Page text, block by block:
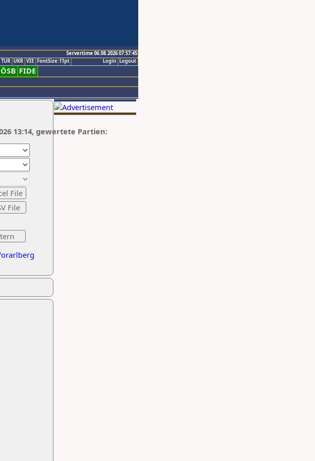
Servertime 06.08.2026 07:57:45
Logout
Login
TUR UKR VIE FontSize:11pt
ÖSB FIDE
13:14, gewertete Partien: